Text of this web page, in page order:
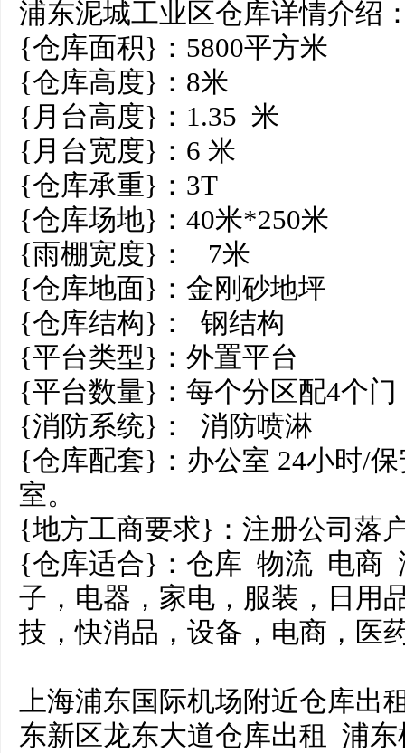
浦东泥城工业区仓库详情介绍
{仓库面积}：5800平方米
{仓库高度}：8米
{月台高度}：1.35 米
{月台宽度}：6 米
{仓库承重}：3T
{仓库场地}：40米*250米
{雨棚宽度}： 7米
{仓库地面}：金刚砂地坪
{仓库结构}： 钢结构
{平台类型}：外置平台
{平台数量}：每个分区配4个
{消防系统}： 消防喷淋
{仓库配套}：办公室 24小时/
室。
{地方工商要求}：注册公司落
{仓库适合}：仓库 物流 电商
子，电器，家电，服装，日用
技，快消品，设备，电商，医
上海浦东国际机场附近仓库出
东新区龙东大道仓库出租 浦